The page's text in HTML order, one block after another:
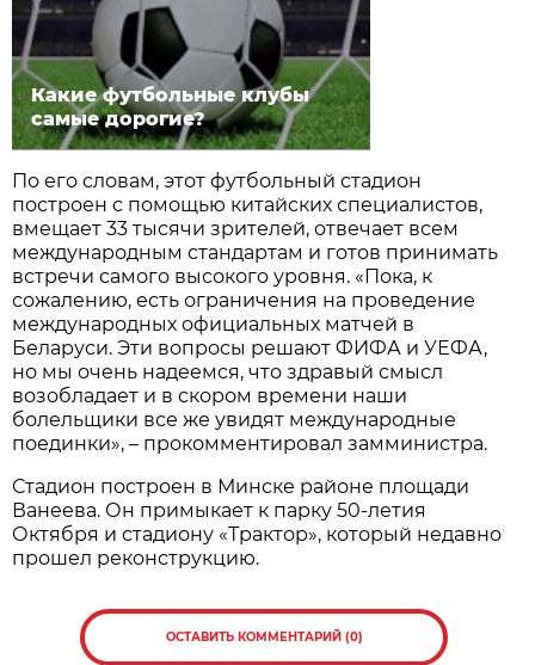
Какие футбольные клубы
самые дорогие?
По его словам, этот футбольный стадион
построен с помощью китайских специалистов,
вмещает 33 тысячи зрителей, отвечает всем
международным стандартам и готов принимать
встречи самого высокого уровня. «Пока, к
сожалению, есть ограничения на проведение
международных официальных матчей в
Беларуси. Эти вопросы решают ФИФА и УЕФА,
но мы очень надеемся, что здравый смысл
возобладает и в скором времени наши
болельщики все же увидят международные
поединки», – прокомментировал замминистра.
Стадион построен в Минске районе площади
Ванеева. Он примыкает к парку 50-летия
Октября и стадиону «Трактор», который недавно
прошел реконструкцию.
ОСТАВИТЬ КОММЕНТАРИЙ (0)